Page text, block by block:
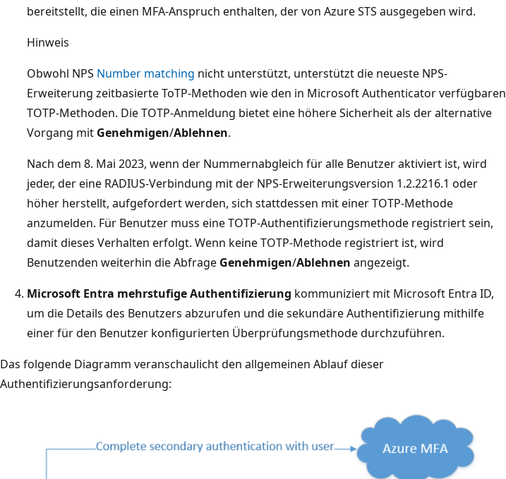
bereitstellt, die einen MFA-Anspruch enthalten, der von Azure STS ausgegeben wird.
Hinweis
Obwohl NPS Number matching nicht unterstützt, unterstützt die neueste NPS-
Erweiterung zeitbasierte ToTP-Methoden wie den in Microsoft Authenticator verfügbaren
TOTP-Methoden. Die TOTP-Anmeldung bietet eine höhere Sicherheit als der alternative
Vorgang mit Genehmigen/Ablehnen.
Nach dem 8. Mai 2023, wenn der Nummernabgleich für alle Benutzer aktiviert ist, wird
jeder, der eine RADIUS-Verbindung mit der NPS-Erweiterungsversion 1.2.2216.1 oder
höher herstellt, aufgefordert werden, sich stattdessen mit einer TOTP-Methode
anzumelden. Für Benutzer muss eine TOTP-Authentifizierungsmethode registriert sein,
damit dieses Verhalten erfolgt. Wenn keine TOTP-Methode registriert ist, wird
Benutzenden weiterhin die Abfrage Genehmigen/Ablehnen angezeigt.
Microsoft Entra mehrstufige Authentifizierung kommuniziert mit Microsoft Entra ID,
um die Details des Benutzers abzurufen und die sekundäre Authentifizierung mithilfe
einer für den Benutzer konfigurierten Überprüfungsmethode durchzuführen.
Das folgende Diagramm veranschaulicht den allgemeinen Ablauf dieser
Authentifizierungsanforderung: